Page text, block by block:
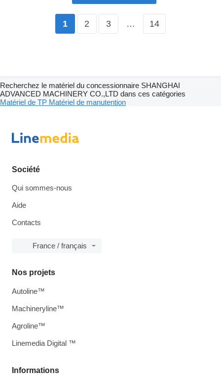
1 2 3 … 14
Recherchez le matériel du concessionnaire SHANGHAI
ADVANCED MACHINERY CO.,LTD dans ces catégories
Matériel de TP Matériel de manutention
Société
Qui sommes-nous
Aide
Contacts
France / français
Informations
Nos projets
Autoline™
Machineryline™
Agroline™
Linemedia Digital ™